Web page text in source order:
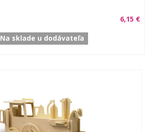
6,15 €
Na sklade u dodávateľa